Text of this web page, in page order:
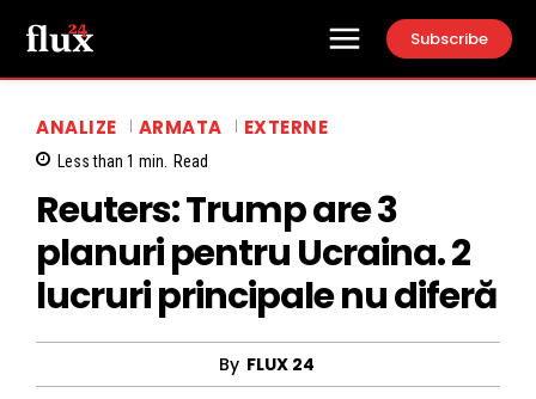
Subscribe
ANALIZE ARMATA EXTERNE
Less than 1 min. Read
Reuters: Trump are 3
planuri pentru Ucraina. 2
lucruri principale nu diferă
By FLUX 24